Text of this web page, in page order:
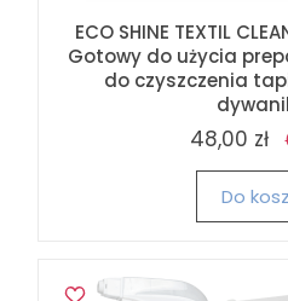
ECO SHINE TEXTIL
Gotowy do użycia
do czyszczenia
48,00 zł
Do